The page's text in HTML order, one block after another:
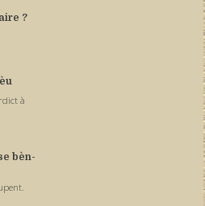
?
à
bèn-